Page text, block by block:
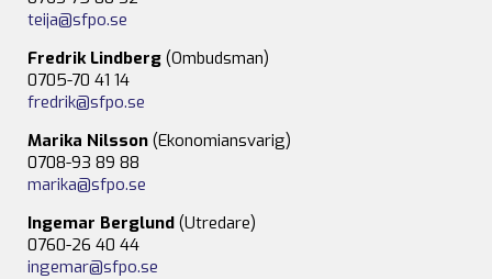
teija@sfpo.se
Fredrik Lindberg (Ombudsman)
0705-70 41 14
fredrik@sfpo.se
Marika Nilsson (Ekonomiansvarig)
0708-93 89 88
marika@sfpo.se
Ingemar Berglund (Utredare)
0760-26 40 44
ingemar@sfpo.se